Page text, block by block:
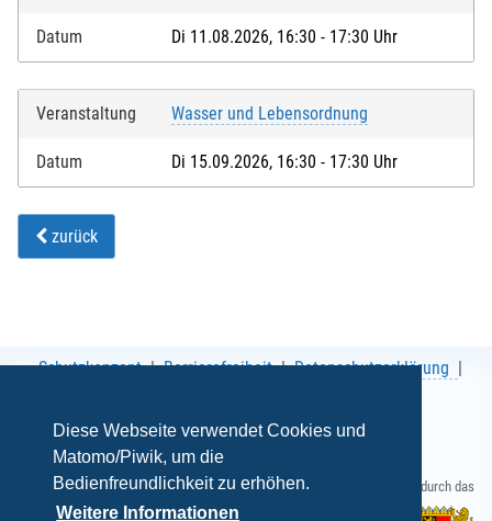
Diese Webseite verwendet Cookies und
Matomo/Piwik, um die
Bedienfreundlichkeit zu erhöhen.
Weitere Informationen
Datum Di 11.08.2026, 16:30 - 17:30 Uhr
Veranstaltung Wasser und Lebensordnung
Datum Di 15.09.2026, 16:30 - 17:30 Uhr
zurück
Schutzkonzept Barrierefreiheit
Datenschutzerklärung
Gefördert durch das